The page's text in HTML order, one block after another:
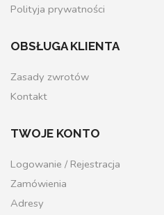
Polityja prywatności
OBSŁUGA KLIENTA
Zasady zwrotów
Kontakt
TWOJE KONTO
Logowanie / Rejestracja
Zamówienia
Adresy